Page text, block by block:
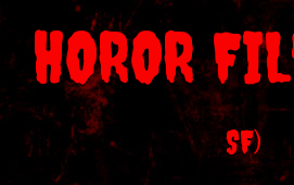
HOROR
SF)